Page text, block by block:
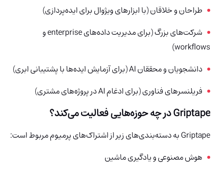
طراحان و خلاقان (با ابزارهای ویژوال برای ایده‌پردازی)
شرکت‌های بزرگ (برای مدیریت داده‌های enterprise و
workflows)
دانشجویان و محققان AI (برای آزمایش ایده‌ها با پشتیبانی ابری)
فریلنسرهای فناوری (برای ادغام AI در پروژه‌های مشتری)
Griptape در چه حوزه‌هایی فعالیت می‌کند؟
Griptape به دسته‌بندی‌های زیر از اشتراک‌های پرمیوم مربوط است:
هوش مصنوعی و یادگیری ماشین